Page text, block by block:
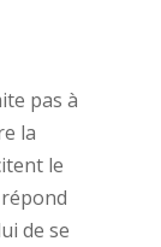
pas à
la
le
de se